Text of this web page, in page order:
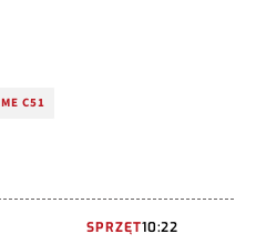
C51
SPRZĘT10:22